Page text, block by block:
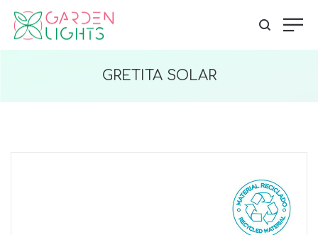
GRETITA SOLAR